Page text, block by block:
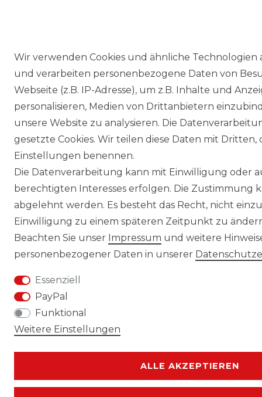
Wir verwenden Cookies und ähnliche Technologien
und verarbeiten personenbezogene Daten von
Webseite (z.B. IP-Adresse), um z.B. Inhalte und
personalisieren, Medien von Drittanbietern
unsere Website zu analysieren. Die
gesetzte Cookies. Wir teilen diese Daten mit Dritten,
Einstellungen benennen.
Die Datenverarbeitung kann mit Einwilligung oder
berechtigten Interesses erfolgen. Die Zustimmung
abgelehnt werden. Es besteht das Recht, nicht
Einwilligung zu einem späteren Zeitpunkt zu
Beachten Sie unser Impressum und weitere
personenbezogener Daten in unserer
Essenziell
PayPal
Funktional
Weitere Einstellungen
ALLE AKZEPTIEREN